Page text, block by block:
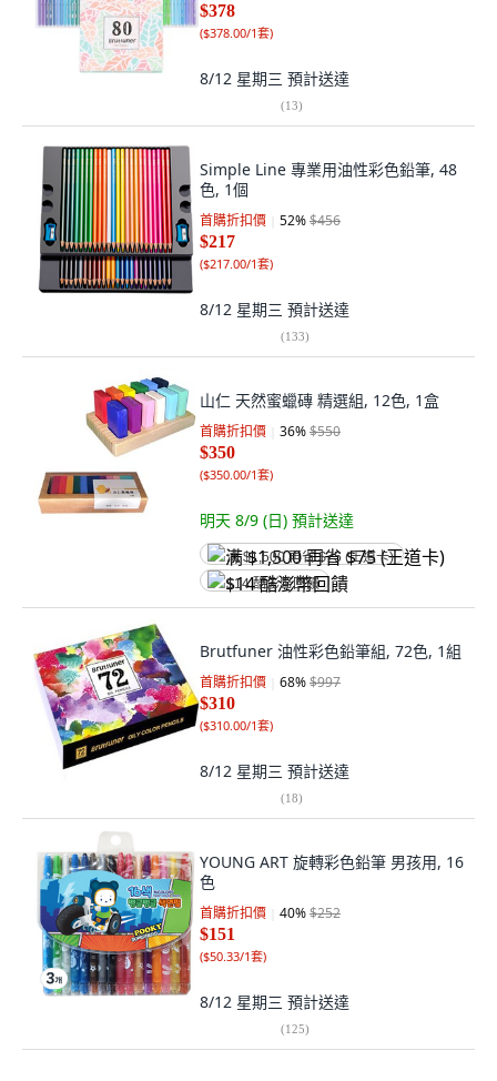
$378
($378.00/1套)
8/12 星期三 預計送達
(13)
Simple Line 專業用油性彩色鉛筆, 48
色, 1個
首購折扣價 52%$456
$217
($217.00/1套)
8/12 星期三 預計送達
(133)
山仁 天然蜜蠟磚 精選組, 12色, 1盒
首購折扣價 36%$550
$350
($350.00/1套)
明天 8/9 (日) 預計送達
满 $1,500 再省 $75 (王道卡)
$14 酷澎幣回饋
Brutfuner 油性彩色鉛筆組, 72色, 1組
首購折扣價 68%$997
$310
($310.00/1套)
8/12 星期三 預計送達
(18)
YOUNG ART 旋轉彩色鉛筆 男孩用, 16
色
首購折扣價 40%$252
$151
($50.33/1套)
8/12 星期三 預計送達
(125)